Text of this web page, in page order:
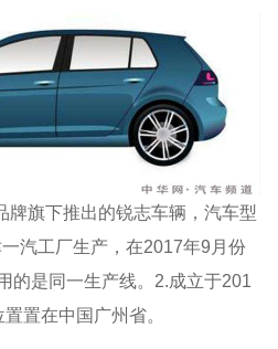
牌旗下推出的锐志车辆，汽车型
汽工厂生产，在2017年9月份
的是同一生产线。2.成立于201
置在中国广州省。